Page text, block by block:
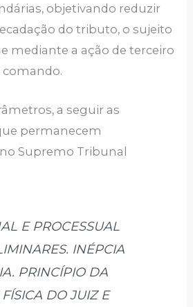
objetivando reduzir
do tributo, o sujeito
mediante a ação de terceiro
comando.
a seguir as
permanecem
Supremo Tribunal
E PROCESSUAL
INÉPCIA
PRINCÍPIO DA
DO JUIZ E